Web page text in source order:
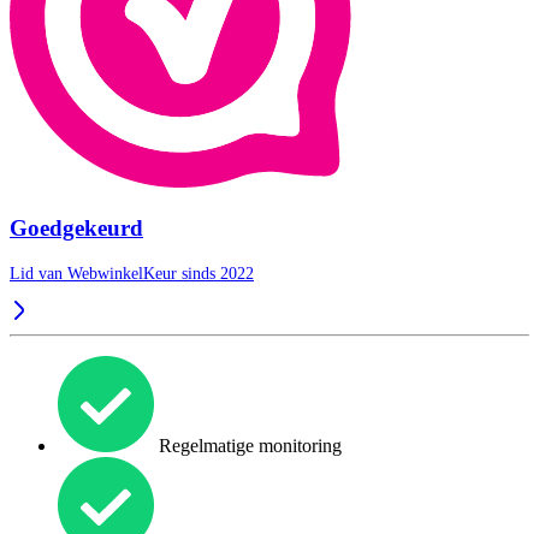
Goedgekeurd
Lid van WebwinkelKeur sinds 2022
Regelmatige monitoring